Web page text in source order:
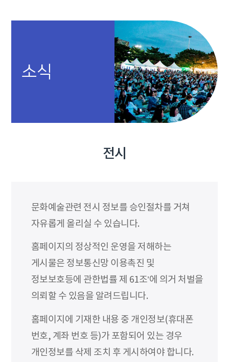
소식
전시
문화예술관련 전시 정보를 승인절차를 거쳐
자유롭게 올리실 수 있습니다.
홈페이지의 정상적인 운영을 저해하는
게시물은 정보통신망 이용촉진 및
정보보호등에 관한법률 제 61조’에 의거 처벌을
의뢰할 수 있음을 알려드립니다.
홈페이지에 기재한 내용 중 개인정보(휴대폰
번호, 계좌 번호 등)가 포함되어 있는 경우
개인정보를 삭제 조치 후 게시하여야 합니다.